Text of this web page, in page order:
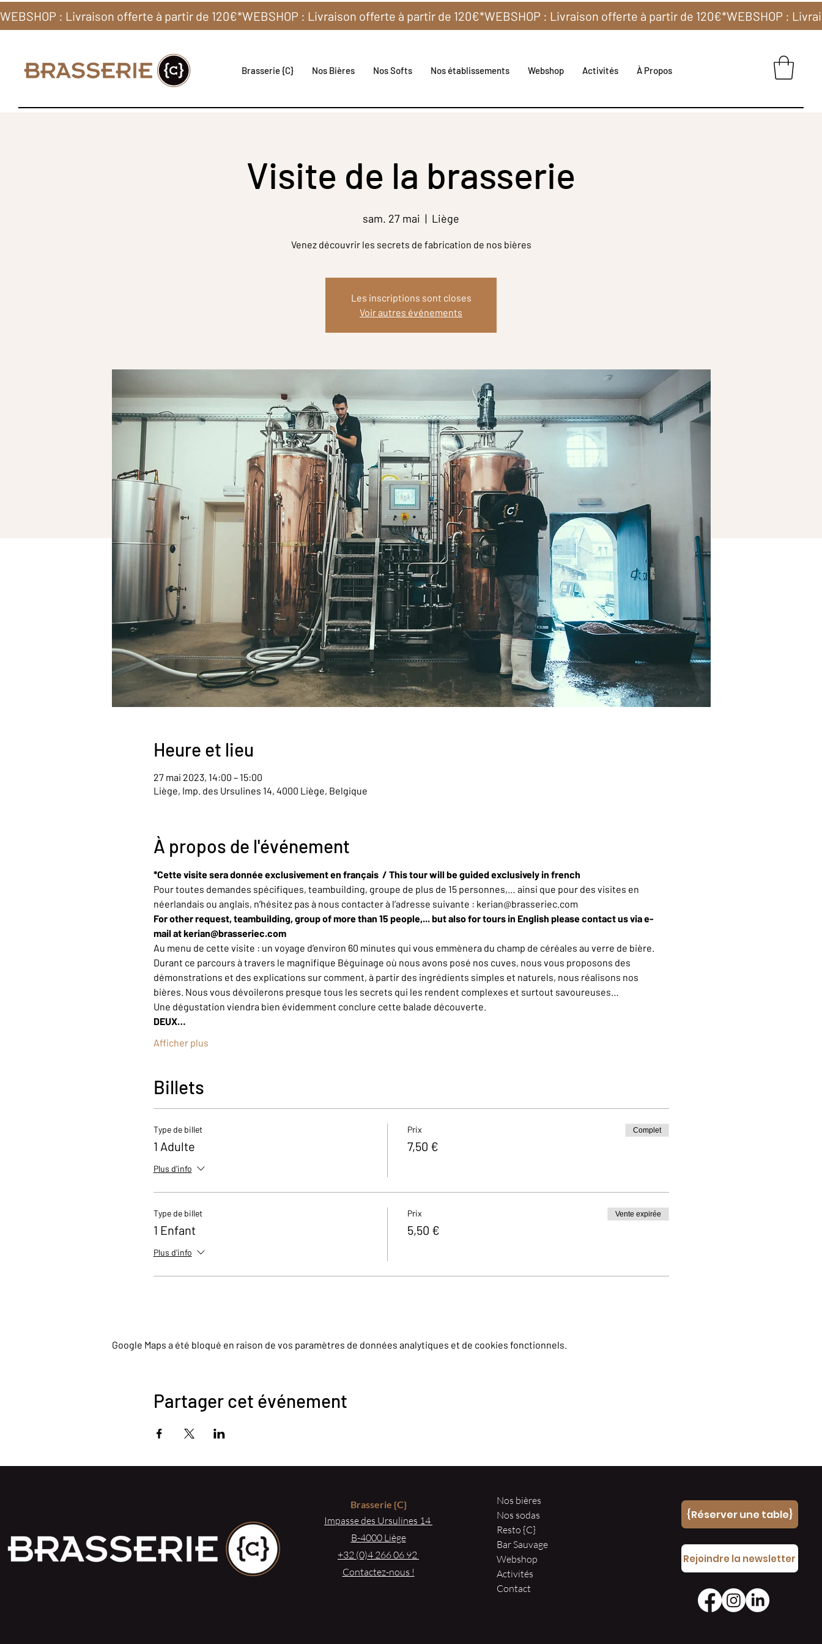
WEBSHOP : Livraison offerte à partir de 120€*
Brasserie {C} Nos Bières Nos Softs Nos établissements Webshop Activités À Propos
Visite de la brasserie
sam. 27 mai
  |
Liège
Venez découvrir les secrets de fabrication de nos bières
Les inscriptions sont closes
Voir autres événements
Heure et lieu
27 mai 2023, 14:00 – 15:00
Liège, Imp. des Ursulines 14, 4000 Liège, Belgique
À propos de l'événement
*Cette visite sera donnée exclusivement en français  / This tour will be guided exclusively in french
Pour toutes demandes spécifiques, teambuilding, groupe de plus de 15 personnes,… ainsi que pour des visites en
néerlandais ou anglais, n’hésitez pas à nous contacter à l’adresse suivante : kerian@brasseriec.com
For other request, teambuilding, group of more than 15 people,... but also for tours in English please contact us via e-
mail at kerian@brasseriec.com
Au menu de cette visite : un voyage d’environ 60 minutes qui vous emmènera du champ de céréales au verre de bière.
Durant ce parcours à travers le magnifique Béguinage où nous avons posé nos cuves, nous vous proposons des
démonstrations et des explications sur comment, à partir des ingrédients simples et naturels, nous réalisons nos
bières. Nous vous dévoilerons presque tous les secrets qui les rendent complexes et surtout savoureuses…
Une dégustation viendra bien évidemment conclure cette balade découverte.
DEUX…
Afficher plus
Billets
Type de billet
1 Adulte
Plus d'info
Prix
7,50 €
Complet
Type de billet
1 Enfant
Plus d'info
Prix
5,50 €
Vente expirée
Google Maps a été bloqué en raison de vos paramètres de données analytiques et de cookies fonctionnels.
Partager cet événement
Brasserie{C}
Impasse des Ursulines 14
B-4000 Liège
+32 (0)4 266 06 92
Contactez-nous !
Nos bières
Nos sodas
Resto {C}
Bar Sauvage
Webshop
Activités
Contact
{Réserver une table}
Rejoindre la newsletter